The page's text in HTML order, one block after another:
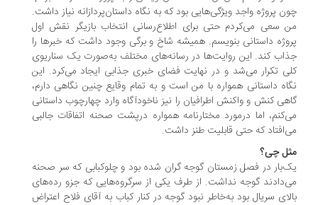
پروژه واجد ویژگی‌هایی بود که به نگاه داستان‌پردازانه نیاز داشت.
سعی می‌‌کردم حتی برای اطلاع‌رسانی انتخاب بازیگر نقش اول
داستانی بنویسم. همیشه شاخ و برگی وجود داشت که خبرها را
کند. این روایت‌ها در رسانه‌های مختلف به‌صورت یک سناریوی
تکرار می‌‌شد و در نهایت فضای خبری جذابی ایجاد می‌‌کرد. این
داستانی همواره با من است و به تمام وقایع چنین نگاهی دارم،
کنش و واکنش اطرافیان را نیز ناخودآگاه وارد چهارچوب داستانی
اما درمورد مختارنامه همواره درپشت صحنه اتفاقات جالبی
که حتی قابلیت طنز داشت.
چی؟
در فصل زمستان گوجه گران شده بود و چلوکبابی که سر صحنه
گوجه نداشت. از طرف یکی از سرگروه‌هایی که جزو رده‌های
سریال بود به‌خاطر نبود گوجه در کنار کباب به آقای فلاح اعتراض